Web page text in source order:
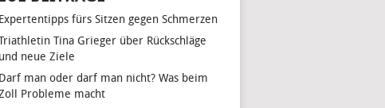
Expertentipps fürs Sitzen gegen Schmerzen
Tina Grieger über Rückschläge
und neue Ziele
Darf man oder darf man nicht? Was beim
Probleme macht